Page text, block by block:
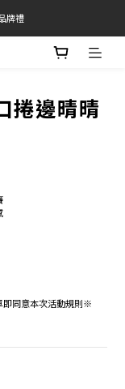
)
牌禮
送一
捲邊晴晴
即同意本次活動規則※